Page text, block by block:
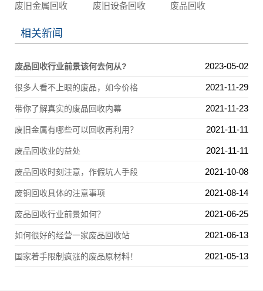
废旧金属回收 废旧设备回收 废品回收
相关新闻
废品回收行业前景该何去何从? 2023-05-02
很多人看不上眼的废品，如今价格 2021-11-29
带你了解真实的废品回收内幕 2021-11-23
废旧金属有哪些可以回收再利用？ 2021-11-11
废品回收业的益处 2021-11-11
废品回收时刻注意，作假坑人手段 2021-10-08
废铜回收具体的注意事项 2021-08-14
废品回收行业前景如何？ 2021-06-25
如何很好的经营一家废品回收站 2021-06-13
国家着手限制疯涨的废品原材料！ 2021-05-13